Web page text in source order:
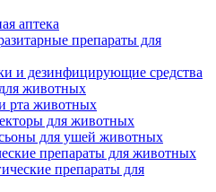
аптека
препараты для
и дезинфицирующие средства
животных
рта животных
для животных
для ушей животных
препараты для животных
препараты для